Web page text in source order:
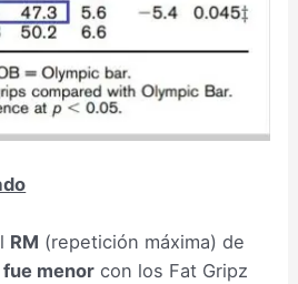
RM (repetición máxima) de
fue menor con los Fat Gripz